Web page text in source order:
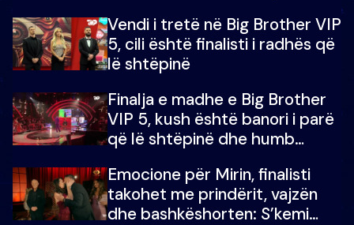
Vendi i tretë në Big Brother VIP
5, cili është finalisti i radhës që
lë shtëpinë
Finalja e madhe e Big Brother
VIP 5, kush është banori i parë
që lë shtëpinë dhe humb
çmimin e madh
Emocione për Mirin, finalisti
takohet me prindërit, vajzën
dhe bashkëshorten: S’kemi